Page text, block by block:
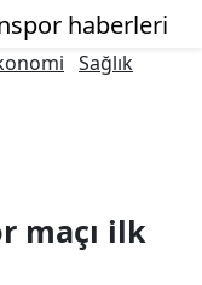
Sağlık
maçı ilk